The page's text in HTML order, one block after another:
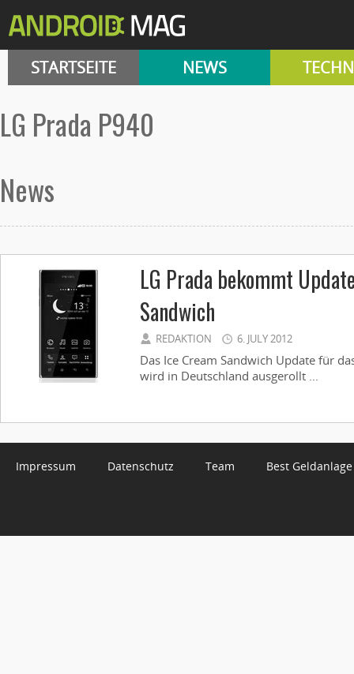
STARTSEITE NEWS
LG Prada P940
News
LG Prada bekommt
Sandwich
REDAKTION 6. JULY 2012
Das Ice Cream Sandwich Update für
wird in Deutschland ausgerollt ...
Impressum Datenschutz Team Best Geldanlage